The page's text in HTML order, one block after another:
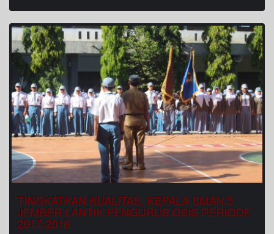
TINGKATKAN KUALITAS, KEPALA SMAN 5
JEMBER LANTIK PENGURUS OSIS PERIODE
2017-2018